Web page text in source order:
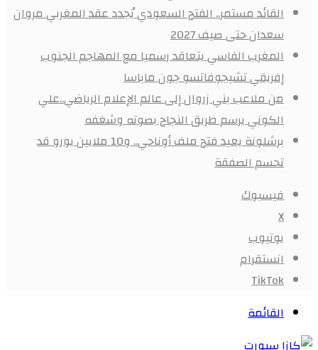
القائد مستمر.. الفتح السعودي يُجدد عقد المغربي مروان
سعدان حتى صيف 2027
المغرب الفاسي يتعاقد رسميا مع المهاجم الجنوب
إفريقي تشيجوفاتسو جون ماباسا
من ملاعب بني زروال إلى عالم الإعلام الرياضي..علي
الكوني يرسم طريق النجاح بصوته وشغفه
برشلونة يعيد فتح ملف أوناحي.. و10 ملايين يورو قد
تحسم الصفقة
فيسبوك
X
يوتيوب
انستقرام
‫TikTok
القائمة